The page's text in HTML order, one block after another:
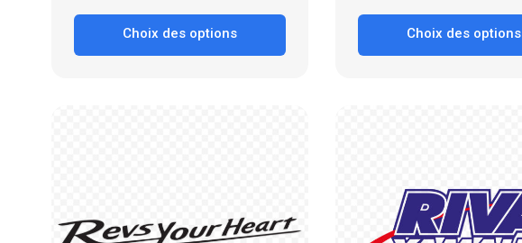
Choix des options Choix des options